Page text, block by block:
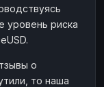
уровень риска
о
то наша